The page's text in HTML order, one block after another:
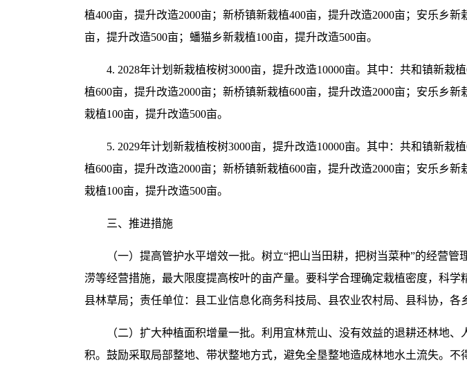
植400亩，提升改造2000亩；新桥镇新栽植400亩，提升改造2000亩；安乐乡
亩，提升改造500亩；蟠猫乡新栽植100亩，提升改造500亩。
4. 2028年计划新栽植桉树3000亩，提升改造10000亩。其中：共和镇新栽
植600亩，提升改造2000亩；新桥镇新栽植600亩，提升改造2000亩；安乐乡
栽植100亩，提升改造500亩。
5. 2029年计划新栽植桉树3000亩，提升改造10000亩。其中：共和镇新栽
植600亩，提升改造2000亩；新桥镇新栽植600亩，提升改造2000亩；安乐乡
栽植100亩，提升改造500亩。
三、推进措施
（一）提高管护水平增效一批。树立“把山当田耕，把树当菜种”的经营
涝等经营措施，最大限度提高桉叶的亩产量。要科学合理确定栽植密度，‌科
县林草局；责任单位：县工业信息化商务科技局、县农业农村局、县科协，各
（二）扩大种植面积增量一批。利用宜林荒山、没有效益的退耕还林地
积。鼓励采取局部整地、带状整地方式，避免全垦整地造成林地水土流失。